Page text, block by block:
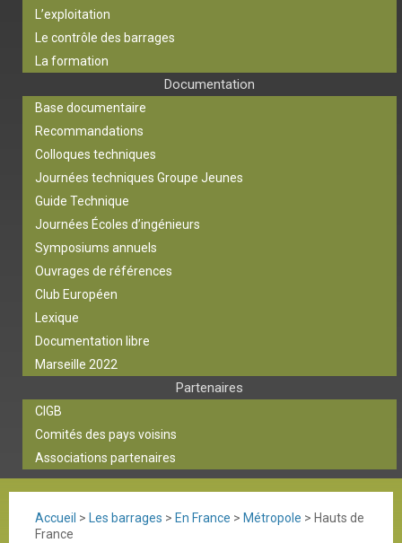
L’exploitation
Le contrôle des barrages
La formation
Documentation
Base documentaire
Recommandations
Colloques techniques
Journées techniques Groupe Jeunes
Guide Technique
Journées Écoles d’ingénieurs
Symposiums annuels
Ouvrages de références
Club Européen
Lexique
Documentation libre
Marseille 2022
Partenaires
CIGB
Comités des pays voisins
Associations partenaires
Accueil > Les barrages > En France > Métropole > Hauts de
France